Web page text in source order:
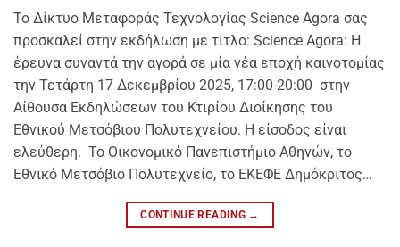
Το Δίκτυο Μεταφοράς Τεχνολογίας Science Agora σας
προσκαλεί στην εκδήλωση με τίτλο: Science Agora: Η
έρευνα συναντά την αγορά σε μία νέα εποχή καινοτομίας
την Τετάρτη 17 Δεκεμβρίου 2025, 17:00-20:00 στην
Αίθουσα Εκδηλώσεων του Κτιρίου Διοίκησης του
Εθνικού Μετσόβιου Πολυτεχνείου. Η είσοδος είναι
ελεύθερη. Το Οικονομικό Πανεπιστήμιο Αθηνών, το
Εθνικό Μετσόβιο Πολυτεχνείο, το ΕΚΕΦΕ Δημόκριτος…
CONTINUE READING →